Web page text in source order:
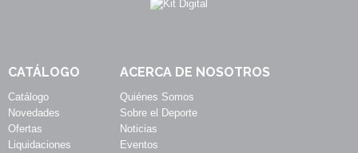
CATÁLOGO
Catálogo
Novedades
Ofertas
Liquidaciones
ACERCA DE NOSOTROS
Quiénes Somos
Sobre el Deporte
Noticias
Eventos